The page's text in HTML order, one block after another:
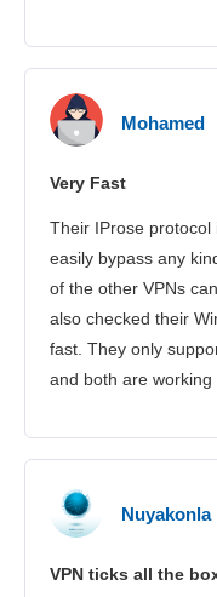
Mohamed
Very Fast
Their IProse protocol
easily bypass any
of the other VPNs
also checked their
fast. They only
and both are working
Nuyakonla
VPN ticks all the